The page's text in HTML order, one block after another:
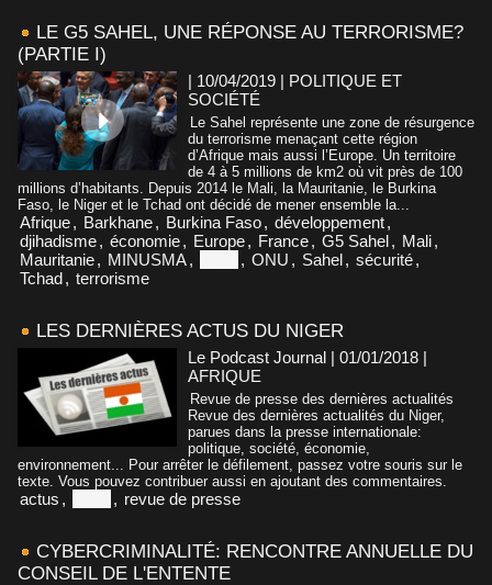
LE G5 SAHEL, UNE RÉPONSE AU TERRORISME?
(PARTIE I)
| 10/04/2019 | POLITIQUE ET
SOCIÉTÉ
Le Sahel représente une zone de résurgence
du terrorisme menaçant cette région
d’Afrique mais aussi l’Europe. Un territoire
de 4 à 5 millions de km2 où vit près de 100
millions d’habitants. Depuis 2014 le Mali, la Mauritanie, le Burkina
Faso, le Niger et le Tchad ont décidé de mener ensemble la...
Afrique, Barkhane, Burkina Faso, développement,
djihadisme, économie, Europe, France, G5 Sahel, Mali,
Mauritanie, MINUSMA, , ONU , Sahel, sécurité,
Tchad, terrorisme
LES DERNIÈRES ACTUS DU NIGER
Le Podcast Journal | 01/01/2018 |
AFRIQUE
Revue de presse des dernières actualités
Revue des dernières actualités du Niger,
parues dans la presse internationale:
politique, société, économie,
environnement... Pour arrêter le défilement, passez votre souris sur le
texte. Vous pouvez contribuer aussi en ajoutant des commentaires.
actus , , revue de presse
CYBERCRIMINALITÉ: RENCONTRE ANNUELLE DU
CONSEIL DE L'ENTENTE